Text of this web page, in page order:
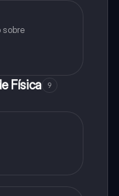
sobre
Física 9